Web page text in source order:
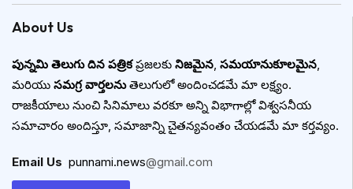
About Us
పున్నమి తెలుగు దిన పత్రికప్రజలకు నిజమైన, సమయానుకూలమైన,
మరియు సమగ్ర వార్తలనుతెలుగులో అందించడమే మా లక్ష్యం.
రాజకీయాలు నుంచి సినిమాలు వరకూ అన్ని విభాగాల్లో విశ్వసనీయ
సమాచారం అందిస్తూ, సమాజాన్ని చైతన్యవంతం చేయడమే మా కర్తవ్యం.
Email Us punnami.news@gmail.com